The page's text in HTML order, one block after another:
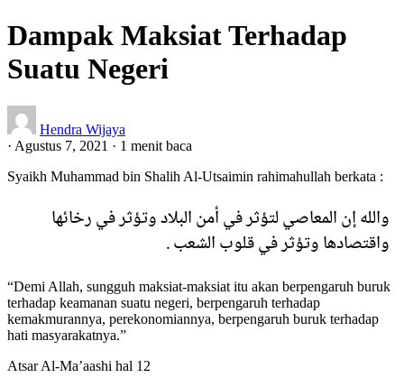
Dampak Maksiat Terhadap
Suatu Negeri
Hendra Wijaya
· Agustus 7, 2021 · 1 menit baca
Syaikh Muhammad bin Shalih Al-Utsaimin rahimahullah berkata :
والله إن المعاصي لتؤثر في أمن البلاد وتؤثر في رخائها
واقتصادها وتؤثر في قلوب الشعب .
“Demi Allah, sungguh maksiat-maksiat itu akan berpengaruh buruk
terhadap keamanan suatu negeri, berpengaruh terhadap
kemakmurannya, perekonomiannya, berpengaruh buruk terhadap
hati masyarakatnya.”
Atsar Al-Ma’aashi hal 12